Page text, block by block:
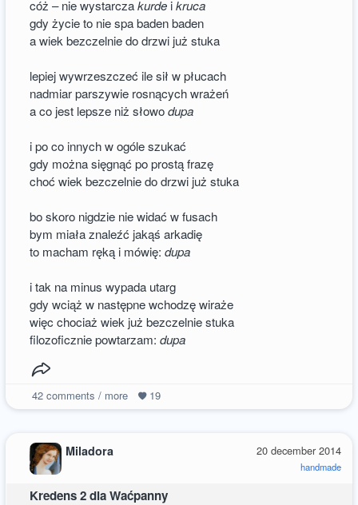
cóż – nie wystarczakurde ikruca
gdy życie to nie spa baden baden
a wiek bezczelnie do drzwi już stuka
lepiej wywrzeszczeć ile sił w płucach
nadmiar parszywie rosnących wrażeń
a co jest lepsze niż słowodupa
i po co innych w ogóle szukać
gdy można sięgnąć po prostą frazę
choć wiek bezczelnie do drzwi już stuka
bo skoro nigdzie nie widać w fusach
bym miała znaleźć jakąś arkadię
to macham ręką i mówię:dupa
i tak na minus wypada utarg
gdy wciąż w następne wchodzę wiraże
więc chociaż wiek już bezczelnie stuka
filozoficznie powtarzam:dupa
42comments / more 19
20 december 2014
handmade
Miladora
Kredens 2 dla Waćpanny